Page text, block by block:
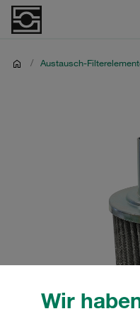
Wir
/ Austausch-